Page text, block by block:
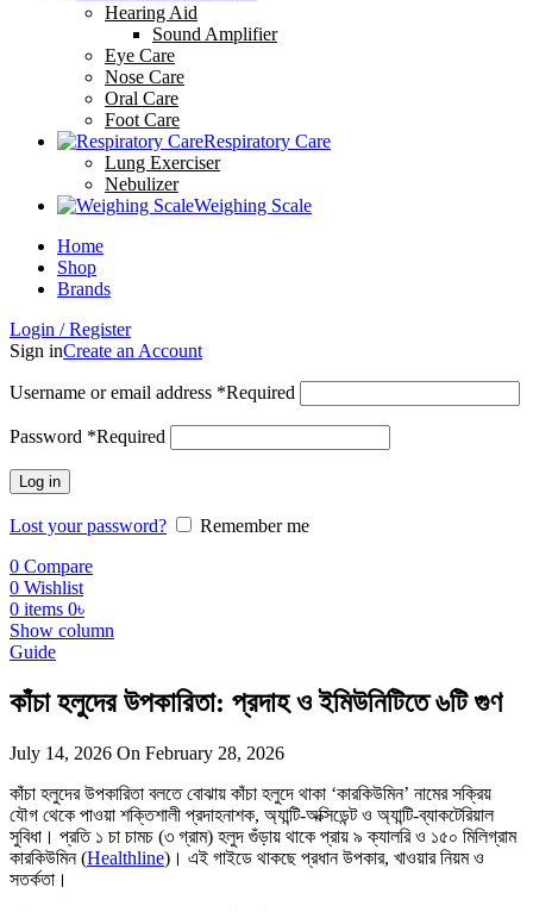
Hearing Aid
Sound Amplifier
Eye Care
Nose Care
Oral Care
Foot Care
Respiratory Care
Lung Exerciser
Nebulizer
Weighing Scale
Home
Shop
Brands
Login / Register
Sign inCreate an Account
Username or email address *Required
Password *Required
Log in
Lost your password?
Remember me
0 Compare
0 Wishlist
0 items 0৳
Show column
Guide
কাঁচা হলুদের উপকারিতা: প্রদাহ ও ইমিউনিটিতে ৬টি গুণ
July 14, 2026 On February 28, 2026
কাঁচা হলুদের উপকারিতা বলতে বোঝায় কাঁচা হলুদে থাকা ‘কারকিউমিন’ নামের সক্রিয়
যৌগ থেকে পাওয়া শক্তিশালী প্রদাহনাশক, অ্যান্টি-অক্সিডেন্ট ও অ্যান্টি-ব্যাকটেরিয়াল
সুবিধা। প্রতি ১ চা চামচ (৩ গ্রাম) হলুদ গুঁড়ায় থাকে প্রায় ৯ ক্যালরি ও ১৫০ মিলিগ্রাম
কারকিউমিন (Healthline)। এই গাইডে থাকছে প্রধান উপকার, খাওয়ার নিয়ম ও
সতর্কতা।